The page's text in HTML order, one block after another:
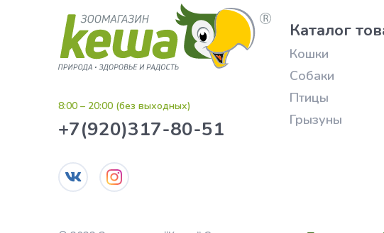
8:00 – 20:00 (без выходных)
+7(920)317-80-51
Каталог
Кошки
Собаки
Птицы
Грызуны